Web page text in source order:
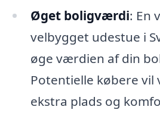
Øget boligværdi: En
velbygget udestue i
øge værdien af din
Potentielle købere
ekstra plads og